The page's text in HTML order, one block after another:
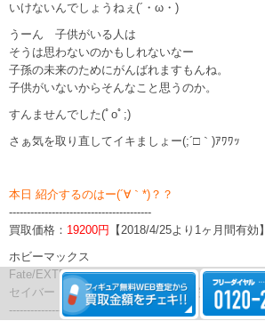
いけないんでしょうねぇ(´・ω・)
うーん 子供がいる人は
そうは思わないのかもしれないなー
子孫の未来のためにがんばれますもんね。
子供がいないからそんなこと思うのか。
すんませんでした(ﾟoﾟ;)
さぁ気を取り直してイキましょー(;´□｀)ｱﾜﾜｯ
本日 紹介するのはー(´∀｀*)？？
----------------------------------------
買取価格： 19200円
【2018/4/25より1ヶ月間有効】
ホビーマックス
Fate/EXTRA CCC
セイバー・ブライド 特典版 1/8 PVC完成品
----------------------------------------